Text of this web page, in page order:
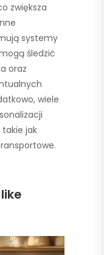
zwiększa
systemy
śledzić
oraz
wiele
jak